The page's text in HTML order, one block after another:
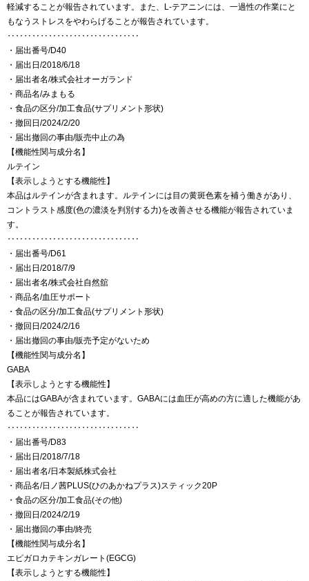
軽減することが報告されています。また、L-テアニンには、一過性の作業にと
もなうストレスをやわらげることが報告されています。
‥‥‥‥‥‥‥‥‥‥‥‥‥‥‥‥
・届出番号/D40
・届出日/2018/6/18
・届出者名/株式会社オーガランド
・商品名/みまもる
・食品の区分/加工食品(サプリメント形状)
・撤回日/2024/2/20
・届出撤回の事由/販売中止の為
【機能性関与成分名】
ルテイン
【表示しようとする機能性】
本品はルテインが含まれます。ルテインには目の黄斑色素を補う働きがあり、
コントラスト感度(色の濃淡を判別する力)を改善させる機能が報告されていま
す。
‥‥‥‥‥‥‥‥‥‥‥‥‥‥‥‥
・届出番号/D61
・届出日/2018/7/9
・届出者名/株式会社自然舘
・商品名/血圧サポート
・食品の区分/加工食品(サプリメント形状)
・撤回日/2024/2/16
・届出撤回の事由/販売予定がないため
【機能性関与成分名】
GABA
【表示しようとする機能性】
本品にはGABAが含まれています。GABAには血圧が高めの方に適した機能があ
ることが報告されています。
‥‥‥‥‥‥‥‥‥‥‥‥‥‥‥‥
・届出番号/D83
・届出日/2018/7/18
・届出者名/日本製紙株式会社
・商品名/日ノ茜PLUS(ひのあかねプラス)スティック20P
・食品の区分/加工食品(その他)
・撤回日/2024/2/19
・届出撤回の事由/終売
【機能性関与成分名】
エピガロカテキンガレート(EGCG)
【表示しようとする機能性】